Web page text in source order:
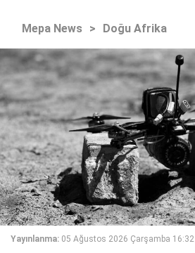
Mepa News > Doğu Afrika
Yayınlanma: 05 Ağustos 2026 Çarşamba 16:32